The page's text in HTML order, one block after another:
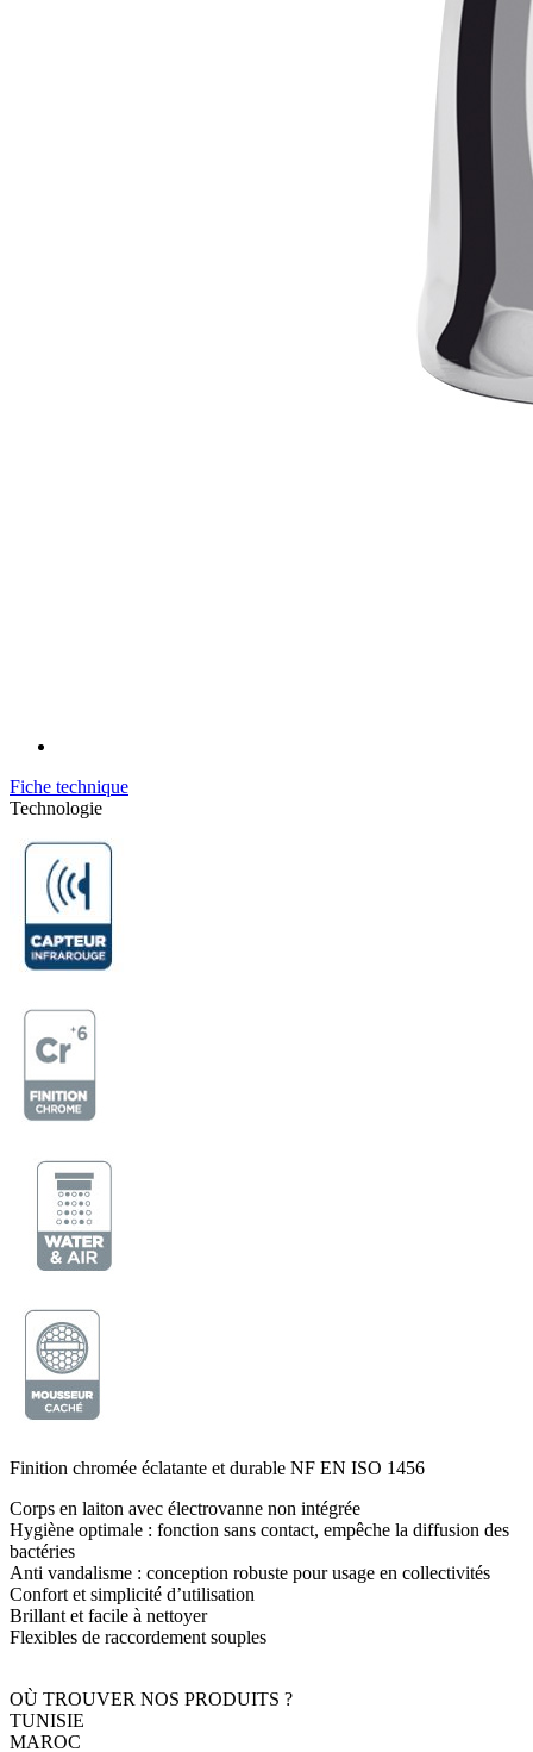
Fiche technique
Technologie
Finition chromée éclatante et durable NF EN ISO 1456
Corps en laiton avec électrovanne non intégrée
Hygiène optimale : fonction sans contact, empêche la diffusion des
bactéries
Anti vandalisme : conception robuste pour usage en collectivités
Confort et simplicité d’utilisation
Brillant et facile à nettoyer
Flexibles de raccordement souples
OÙ TROUVER NOS PRODUITS ?
TUNISIE
MAROC